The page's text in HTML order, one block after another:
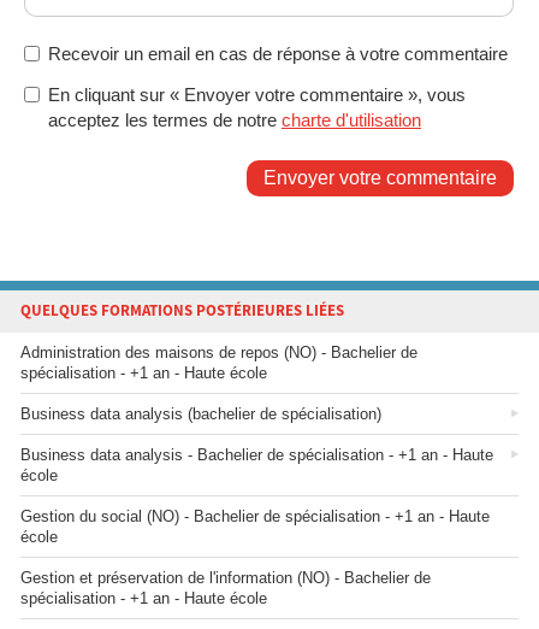
Recevoir un email en cas de réponse à votre commentaire
En cliquant sur « Envoyer votre commentaire », vous
acceptez les termes de notre charte d'utilisation
Envoyer votre commentaire
QUELQUES FORMATIONS POSTÉRIEURES LIÉES
Administration des maisons de repos (NO) - Bachelier de
spécialisation - +1 an - Haute école
Business data analysis (bachelier de spécialisation)
Business data analysis - Bachelier de spécialisation - +1 an - Haute
école
Gestion du social (NO) - Bachelier de spécialisation - +1 an - Haute
école
Gestion et préservation de l'information (NO) - Bachelier de
spécialisation - +1 an - Haute école